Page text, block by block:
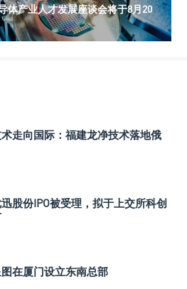
体产业人才发展座谈会将于8月20
走向国际：福建龙净技术落地俄
股份IPO被受理，拟于上交所科创
在厦门设立东南总部